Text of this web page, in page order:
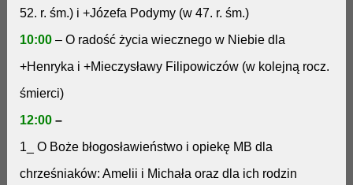
52. r. śm.) i +Józefa Podymy (w 47. r. śm.)
10:00 – O radość życia wiecznego w Niebie dla
+Henryka i +Mieczysławy Filipowiczów (w kolejną rocz.
śmierci)
12:00 –
1_ O Boże błogosławieństwo i opiekę MB dla
chrześniaków: Amelii i Michała oraz dla ich rodzin